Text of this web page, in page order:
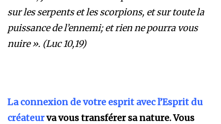
sur les serpents et les scorpions, et sur ​​toute la
puissance de l’ennemi; et rien ne pourra vous
nuire ». (Luc 10,19)
La connexion de votre esprit avec l’Esprit du
créateurva vous transférer sa nature. Vous